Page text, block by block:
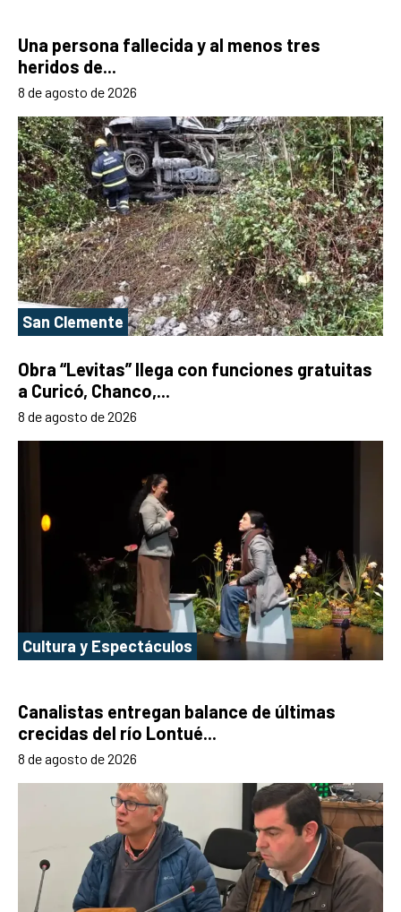
Una persona fallecida y al menos tres
heridos de...
8 de agosto de 2026
San Clemente
Obra “Levitas” llega con funciones gratuitas
a Curicó, Chanco,...
8 de agosto de 2026
Cultura y Espectáculos
Canalistas entregan balance de últimas
crecidas del río Lontué...
8 de agosto de 2026